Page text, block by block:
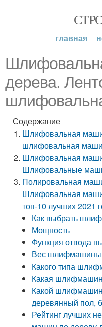
главная
дерева.
Содержание
Шлифовальная
шлифовальная
Шлифовальная
Шлифовальные
Полировальная
Шлифовальная
топ-10 лучших 2021
Как выбрать
Мощность
Функция отвода
Вес шлифмашины
Какого типа
Какая
Какой
деревянный пол,
Рейтинг лучших